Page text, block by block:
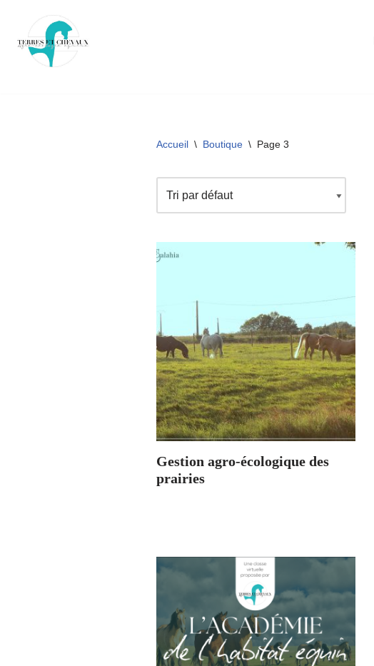
Aller
Accueil \ Boutique \ Page 3
Gestion agro-écologique des
prairies